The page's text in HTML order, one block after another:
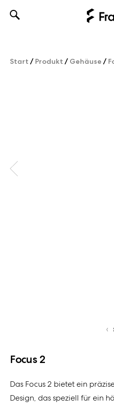
Start / Produkt / Gehäuse /
‹
Focus 2
Das Focus 2 bietet ein
Design, das speziell für ein